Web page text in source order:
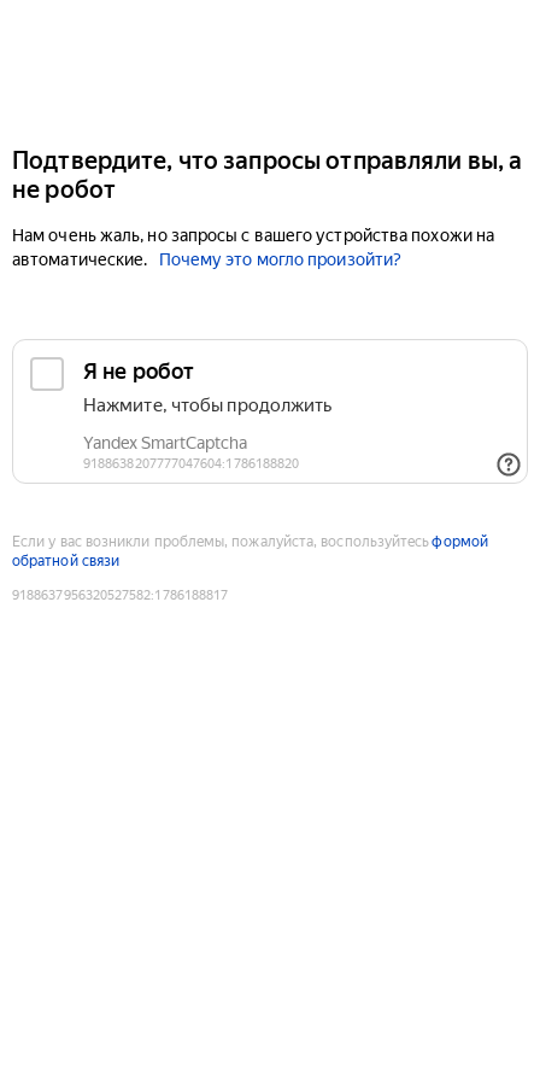
Подтвердите, что запросы отправляли вы, а
не робот
Нам очень жаль, но запросы с вашего устройства похожи на
автоматические.
Почему это могло произойти?
Если у вас возникли проблемы, пожалуйста, воспользуйтесьформой
обратной связи
9188637956320527582:1786188817